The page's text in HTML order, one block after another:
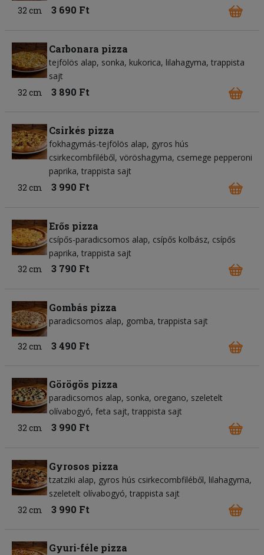
32 cm 3 690 Ft
Carbonara pizza
tejfölös alap sonka kukorica lilahagyma trappista
sajt
32 cm
3 890 Ft
Csirkés pizza
fokhagymás-tejfölös alap gyros hús
csirkecombfiléből vöröshagyma csemege pepperoni
paprika trappista sajt
32 cm
3 990 Ft
Erős pizza
csípős-paradicsomos alap csípős kolbász csípős
paprika trappista sajt
32 cm
3 790 Ft
Gombás pizza
paradicsomos alap gomba trappista sajt
32 cm 3 490 Ft
Görögös pizza
paradicsomos alap sonka oregano szeletelt
olívabogyó feta sajt trappista sajt
32 cm
3 990 Ft
Gyrosos pizza
tzatziki alap gyros hús csirkecombfiléből lilahagyma
szeletelt olívabogyó trappista sajt
32 cm
3 990 Ft
Gyuri-féle pizza